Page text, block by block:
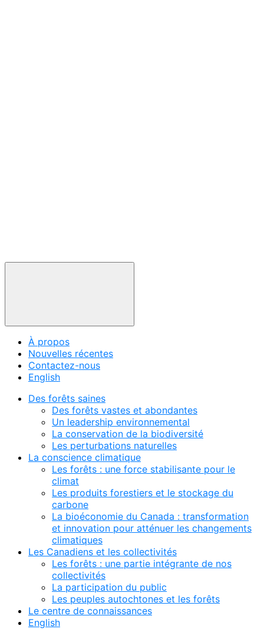
À propos
Nouvelles récentes
Contactez-nous
English
Des forêts saines
Des forêts vastes et abondantes
Un leadership environnemental
La conservation de la biodiversité
Les perturbations naturelles
La conscience climatique
Les forêts : une force stabilisante pour le
climat
Les produits forestiers et le stockage du
carbone
La bioéconomie du Canada : transformation
et innovation pour atténuer les changements
climatiques
Les Canadiens et les collectivités
Les forêts : une partie intégrante de nos
collectivités
La participation du public
Les peuples autochtones et les forêts
Le centre de connaissances
English